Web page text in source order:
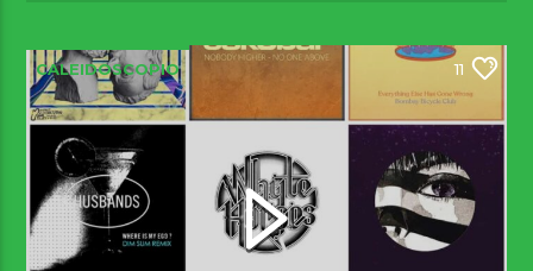
CALEIDOSCOPIO 11